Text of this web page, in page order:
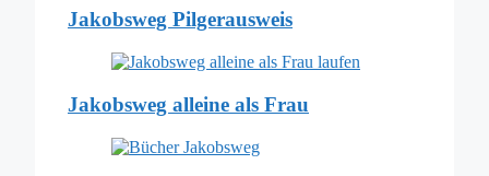
Jakobsweg Pilgerausweis
Jakobsweg alleine als Frau